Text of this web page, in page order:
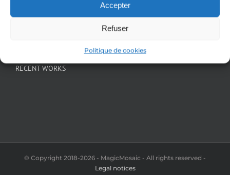
Accepter
Refuser
Politique de cookies
RECENT WORKS
© Copyright 2018-2026 - MagicMosaic - All rights reserved -
Legal notices